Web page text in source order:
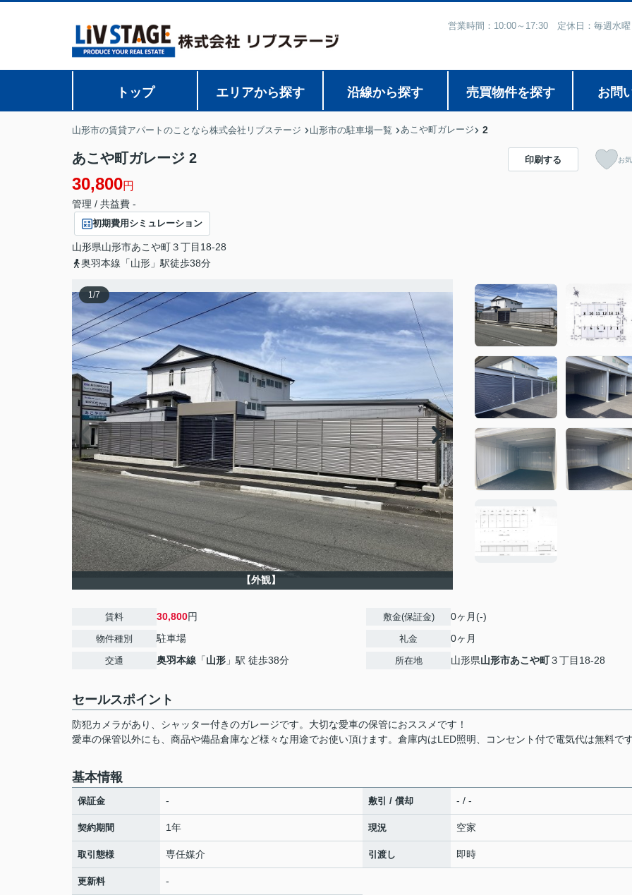
営業時間：10:00～17:30 定休日：毎週水
トップ エリアから探す 沿線から探す 売買物件を探す お問
山形市の賃貸アパートのことなら株式会社リブステージ 山形市の駐車場一覧 あこや町ガレージ 2
あこや町ガレージ 2
30,800円
管理 / 共益費 -
初期費用シミュレーション
山形県山形市あこや町３丁目18-28
奥羽本線「山形」駅徒歩38分
印刷する お
1/7
【外観】
賃料 30,800円
物件種別 駐車場
交通 奥羽本線 「山形 」駅 徒歩38分
敷金(保証金) 0ヶ月(-)
礼金 0ヶ月
所在地 山形県山形市あこや町３丁目18-28
セールスポイント
防犯カメラがあり、シャッター付きのガレージです。大切な愛車の保管におススメです！
愛車の保管以外にも、商品や備品倉庫など様々な用途でお使い頂けます。倉庫内はLED照明、コンセント付で電気代は無料で
基本情報
保証金 - 敷引 / 償却 - / -
契約期間 1年 現況 空家
取引態様 専任媒介 引渡し 即時
更新料 -